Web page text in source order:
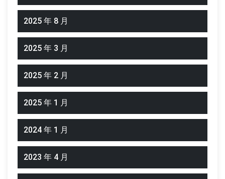
2025 年 8 月
2025 年 3 月
2025 年 2 月
2025 年 1 月
2024 年 1 月
2023 年 4 月